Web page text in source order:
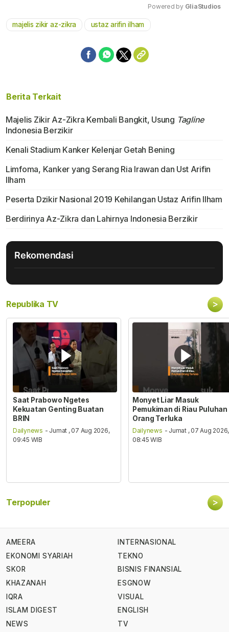
Powered by GliaStudios
majelis zikir az-zikra ustaz arifin ilham
Berita Terkait
Majelis Zikir Az-Zikra Kembali Bangkit, Usung Tagline
Indonesia Berzikir
Kenali Stadium Kanker Kelenjar Getah Bening
Limfoma, Kanker yang Serang Ria Irawan dan Ust Arifin
Ilham
Peserta Dzikir Nasional 2019 Kehilangan Ustaz Arifin Ilham
Berdirinya Az-Zikra dan Lahirnya Indonesia Berzikir
Rekomendasi
Republika TV >
Saat Prabowo Ngetes
Kekuatan Genting Buatan
BRIN
Dailynews - Jumat , 07 Aug 2026,
09:45 WIB
Monyet Liar Masuk
Pemukiman di Riau Puluhan
Orang Terluka
Dailynews - Jumat , 07 Aug 2026,
08:45 WIB
Terpopuler >
AMEERA
EKONOMI SYARIAH
SKOR
KHAZANAH
IQRA
ISLAM DIGEST
NEWS
INTERNASIONAL
TEKNO
BISNIS FINANSIAL
ESGNOW
VISUAL
ENGLISH
TV